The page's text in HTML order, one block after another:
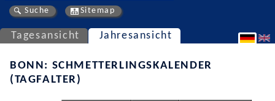
Suche Sitemap
Tagesansicht Jahresansicht
BONN: SCHMETTERLINGSKALENDER
(TAGFALTER)